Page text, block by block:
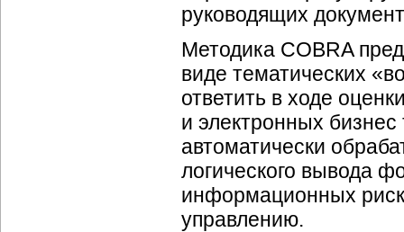
руководящих
Методика COBRA
виде тематических
ответить в ходе
и электронных
автоматически
логического вывода
информационных
управлению.